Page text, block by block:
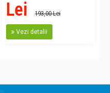
Lei
193,00 Lei
Vezi detalii